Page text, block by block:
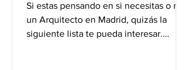
Si estas pensando en si necesitas o no
un Arquitecto en Madrid, quizás la
siguiente lista te pueda interesar.